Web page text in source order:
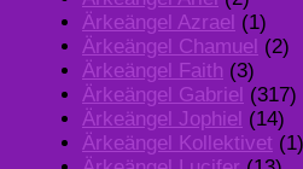
Ärkeängel Azrael (1)
Ärkeängel Chamuel (2)
Ärkeängel Faith (3)
Ärkeängel Gabriel (317)
Ärkeängel Jophiel (14)
Ärkeängel Kollektivet (1)